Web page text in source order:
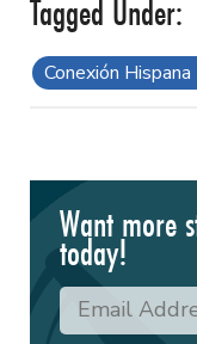
Conexión
Want more
today!